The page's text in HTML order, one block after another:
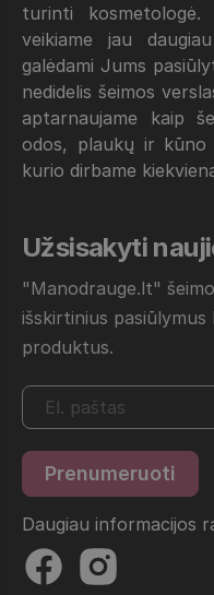
turinti
veikiame jau
galėdami Jums
nedidelis šeimos
aptarnaujame kaip
odos, plaukų ir
kurio dirbame
Užsisakyti
"Manodrauge.lt"
išskirtinius pasiūlymus
produktus.
Daugiau informacijos